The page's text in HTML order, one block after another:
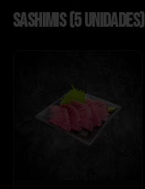
Sashimis (5 unidades)